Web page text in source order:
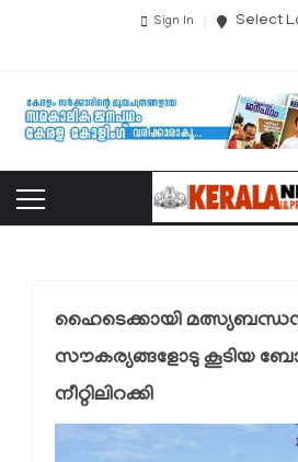
Sign In Select
ഹൈടെക്കായി
സൗകര്യങ്ങളോടു കൂടിയ
നീറ്റിലിറക്കി